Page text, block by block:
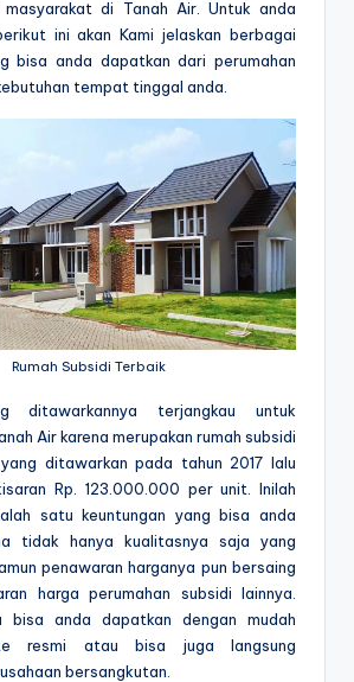
di Tanah Air. Untuk anda
ini akan Kami jelaskan berbagai
bisa anda dapatkan dari perumahan
tempat tinggal anda.
Rumah Subsidi Terbaik
ditawarkannya terjangkau untuk
Air karena merupakan rumah subsidi
ditawarkan pada tahun 2017 lalu
Rp. 123.000.000 per unit. Inilah
satu keuntungan yang bisa anda
tidak hanya kualitasnya saja yang
penawaran harganya pun bersaing
harga perumahan subsidi lainnya.
bisa anda dapatkan dengan mudah
resmi atau bisa juga langsung
bersangkutan.